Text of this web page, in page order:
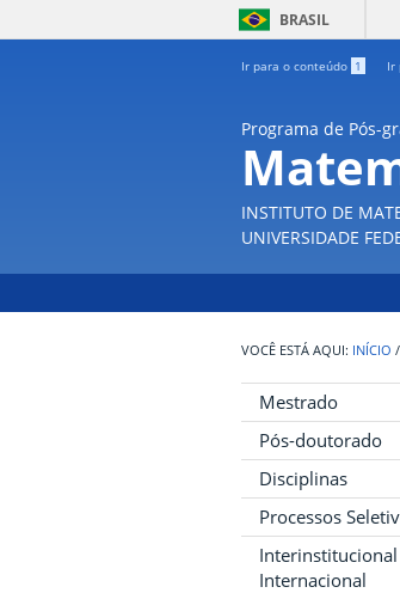
BRASIL
Ir para o conteúdo 1 Ir
Programa de Pós-
INSTITUTO DE
UNIVERSIDADE
INÍCIO /
Mestrado
Pós-doutorado
Disciplinas
Processos
Internacional